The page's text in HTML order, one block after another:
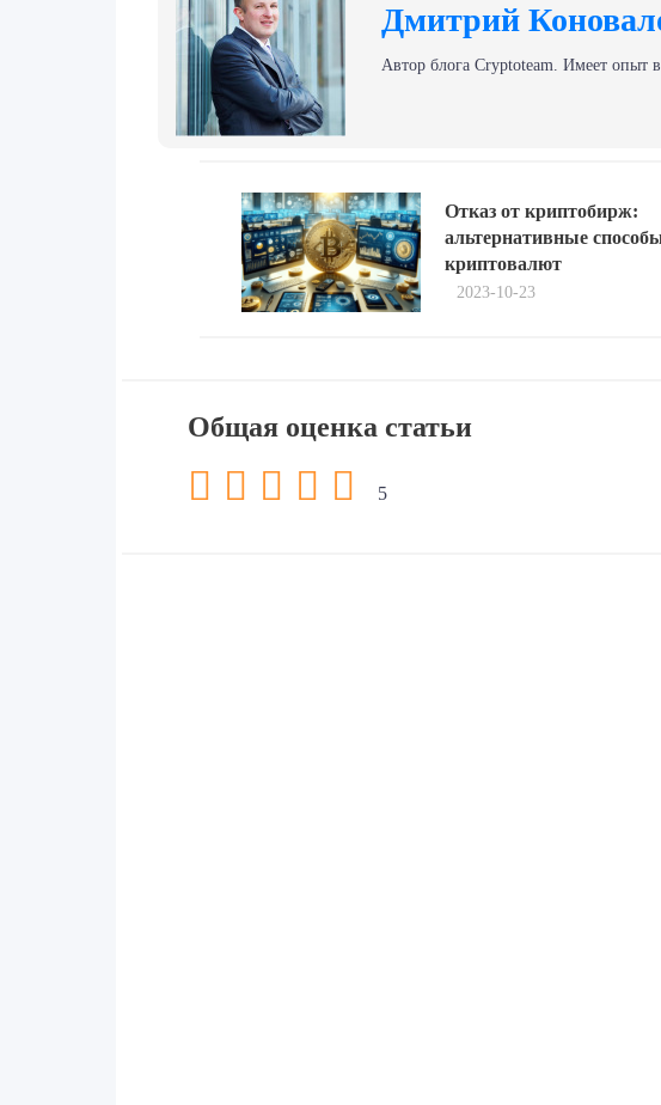
Дмитрий
Автор блога Сryptoteam. Имеет опыт
записям
Отказ от криптобирж:
альтернативные
криптовалют
2023-10-23
Общая оценка статьи
5